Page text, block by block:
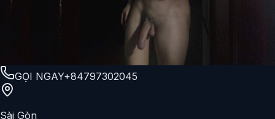
GỌI NGAY+84797302045
Sài Gòn